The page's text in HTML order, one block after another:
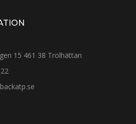
15 461 38 Trolhättan